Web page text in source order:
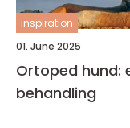
inspiration
01. June 2025
Ortoped hund:
behandling